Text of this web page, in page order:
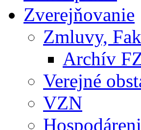
Zverejňovanie
Zmluvy,
Archív
Verejné
VZN